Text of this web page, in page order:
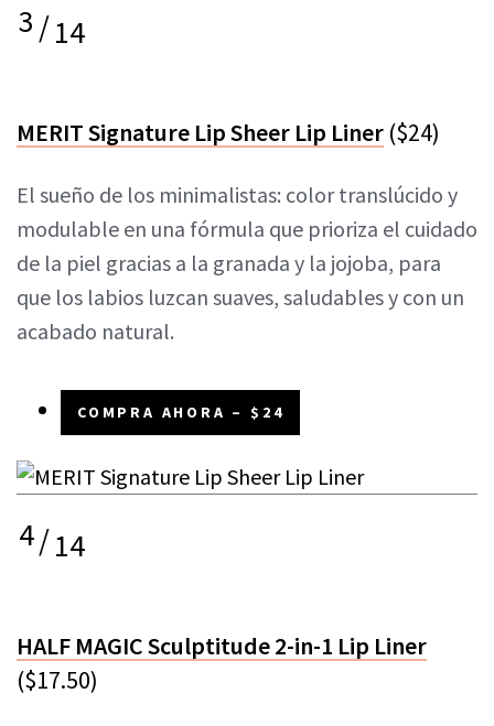
3/14
MERIT Signature Lip Sheer Lip Liner ($24)
El sueño de los minimalistas: color translúcido y
modulable en una fórmula que prioriza el cuidado
de la piel gracias a la granada y la jojoba, para
que los labios luzcan suaves, saludables y con un
acabado natural.
COMPRA AHORA – $24
4/14
HALF MAGIC Sculptitude 2-in-1 Lip Liner
($17.50)